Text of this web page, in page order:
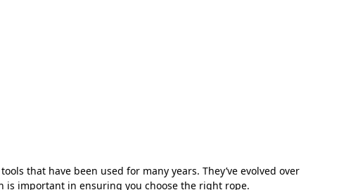
that have been used for many years. They’ve evolved over
important in ensuring you choose the right rope.